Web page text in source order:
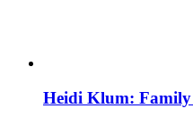
Heidi Klum: